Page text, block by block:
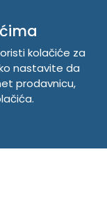
kolačiće za
nastavite da
prodavnicu,